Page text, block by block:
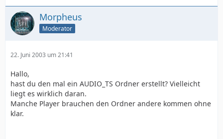
Morpheus
Moderator
22. Juni 2003 um 21:41
Hallo,
hast du den mal ein AUDIO_TS Ordner erstellt? Vielleicht
liegt es wirklich daran.
Manche Player brauchen den Ordner andere kommen ohne
klar.